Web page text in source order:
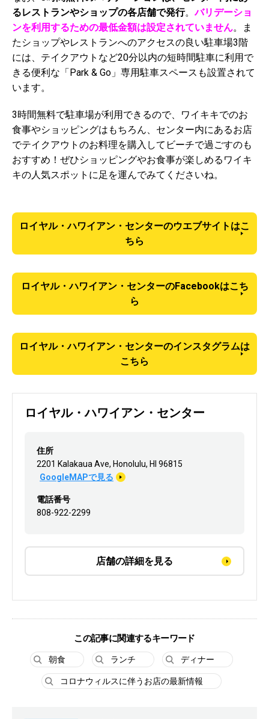
るレストランやショップの各店舗で発行。バリデーショ
ンを利用するための最低金額は設定されていません。ま
たショップやレストランへのアクセスの良い駐車場3階
には、テイクアウトなど20分以内の短時間駐車に利用で
きる便利な「Park & Go」専用駐車スペースも設置されて
います。
3時間無料で駐車場が利用できるので、ワイキキでのお
食事やショッピングはもちろん、センター内にあるお店
でテイクアウトのお料理を購入してビーチで過ごすのも
おすすめ！ぜひショッピングやお食事が楽しめるワイキ
キの人気スポットに足を運んでみてくださいね。
ロイヤル・ハワイアン・センターのウエブサイトはこ
ちら
ロイヤル・ハワイアン・センターのFacebookはこち
ら
ロイヤル・ハワイアン・センターのインスタグラムは
こちら
ロイヤル・ハワイアン・センター
住所
2201 Kalakaua Ave, Honolulu, HI 96815
GoogleMAPで見る
電話番号
808-922-2299
店舗の詳細を見る
この記事に関連するキーワード
朝食 ランチ ディナー
コロナウィルスに伴うお店の最新情報